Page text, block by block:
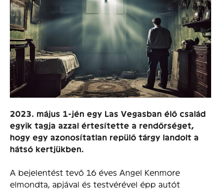
2023. május 1-jén egy Las Vegasban élő család
egyik tagja azzal értesítette a rendőrséget,
hogy egy azonosítatlan repülő tárgy landolt a
hátsó kertjükben.
A bejelentést tevő 16 éves Angel Kenmore
elmondta, apjával és testvérével épp autót